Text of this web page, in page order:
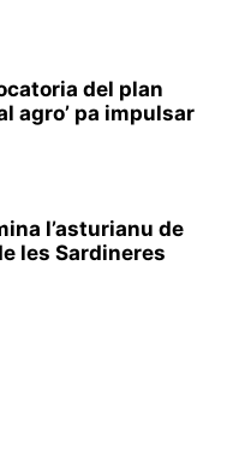
del plan
agro’ pa impulsar
l’asturianu de
les Sardineres